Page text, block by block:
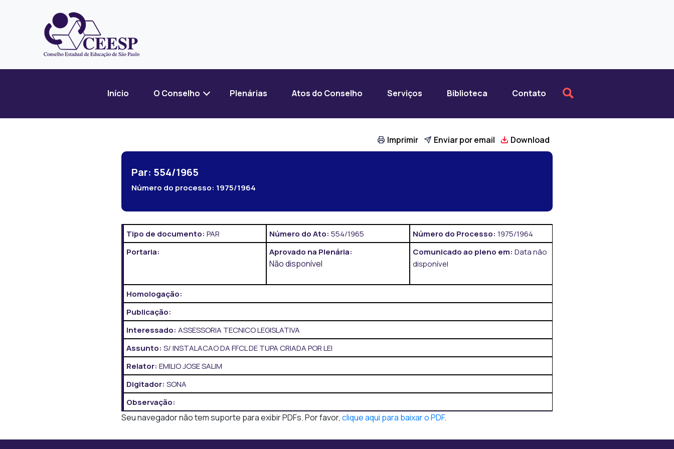
Início O Conselho Plenárias Atos do Conselho Serviços Biblioteca Contato
Imprimir Enviar por email Download
Par: 554/1965
Número do processo: 1975/1964
Tipo de documento: PAR Número do Ato: 554/1965 Número do Processo: 1975/1964
Portaria:
Aprovado na Plenária:
Não disponível
Comunicado ao pleno em: Data não
disponível
Homologação:
Publicação:
Interessado: ASSESSORIA TECNICO LEGISLATIVA
Assunto: S/ INSTALACAO DA FFCL DE TUPA CRIADA POR LEI
Relator: EMILIO JOSE SALIM
Digitador: SONA
Observação:
Seu navegador não tem suporte para exibir PDFs. Por favor, clique aqui para baixar o PDF.